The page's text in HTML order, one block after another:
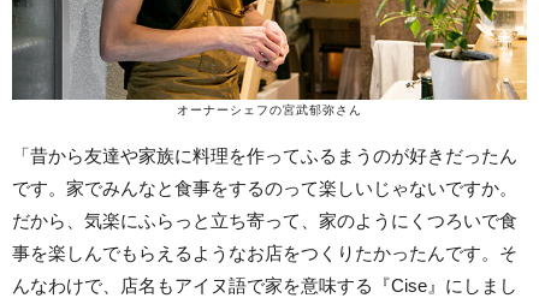
オーナーシェフの宮武郁弥さん
「昔から友達や家族に料理を作ってふるまうのが好きだったん
です。家でみんなと食事をするのって楽しいじゃないですか。
だから、気楽にふらっと立ち寄って、家のようにくつろいで食
事を楽しんでもらえるようなお店をつくりたかったんです。そ
んなわけで、店名もアイヌ語で家を意味する『Cise』にしまし